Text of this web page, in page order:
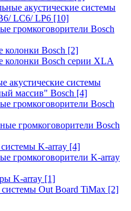
акустические системы
LC6/ LP6 [10]
громкоговорители Bosch
колонки Bosch [2]
колонки Bosch серии XLA
акустические системы
массив" Bosch [4]
громкоговорители Bosch
громкоговорители Bosch
K-array [4]
громкоговорители K-array
K-array [1]
Out Board TiMax [2]